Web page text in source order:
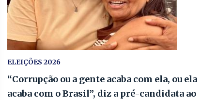
ELEIÇÕES 2026
“Corrupção ou a gente acaba com ela, ou ela
acaba com o Brasil”, diz a pré-candidata ao